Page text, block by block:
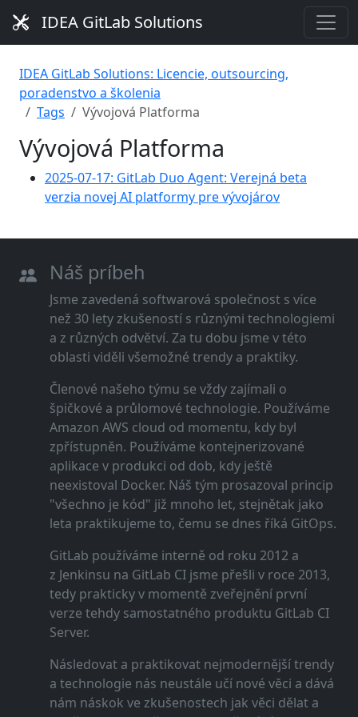
IDEA GitLab Solutions
IDEA GitLab Solutions: Licencie, outsourcing,
poradenstvo a školenia
Tags
Vývojová Platforma
Vývojová Platforma
2025-07-17: GitLab Duo Agent: Verejná beta
verzia novej AI platformy pre vývojárov
Náš príbeh
Jsme zavedená softwarová společnost s více
než 30 lety zkušeností s různými technologiemi
a z různých odvětví. Za tu dobu jsme v této
oblasti viděli všemožné trendy a praktiky.
Členové našeho týmu se vždy zajímali o
špičkové a průlomové technologie. Používáme
Amazon AWS cloud od momentu, kdy byl
zpřístupněn. Používáme kontejnerizované
aplikace v produkci od dob, kdy ještě
neexistoval Docker. Náš tým prosazoval princip
"všechno je kód" již mnoho let, stejnětak jako
leta praktikujeme to, čemu se dnes říká GitOps.
GitLab používáme interně od roku 2012 a
z Jenkinsu na GitLab CI jsme přešli v roce 2013,
tedy prakticky v momentě zveřejnění první
verze tehdy samostatného produktu GitLab CI
Server.
Následovat a praktikovat nejmodernější trendy
a technologie nás neustále učí nové věci a dává
nám náskok ve zkušenostech jak věci dělat a